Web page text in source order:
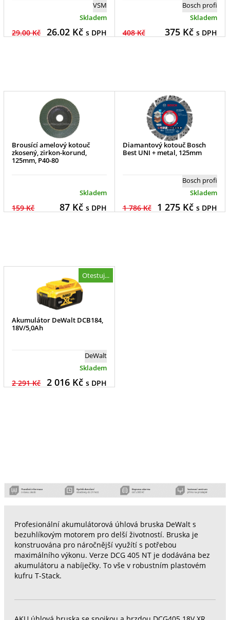
VSM
Skladem
29.00 Kč 26.02Kč s DPH
Bosch profi
Skladem
408 Kč 375Kč s DPH
Brousící amelový kotouč
zkosený, zirkon-korund,
125mm, P40-80
Skladem
159 Kč 87Kč s DPH
Diamantový kotouč Bosch
Best UNI + metal, 125mm
Bosch profi
Skladem
1 786 Kč 1 275Kč s DPH
Otestuj...
Akumulátor DeWalt DCB184,
18V/5,0Ah
DeWalt
Skladem
2 291 Kč 2 016Kč s DPH
Profesionální akumulátorová úhlová bruska DeWalt s
bezuhlíkovým motorem pro delší životností. Bruska je
konstruována pro náročnější využítí s potřebou
maximálního výkonu. Verze DCG 405 NT je dodávána bez
akumulátoru a nabíječky. To vše v robustním plastovém
kufru T-Stack.